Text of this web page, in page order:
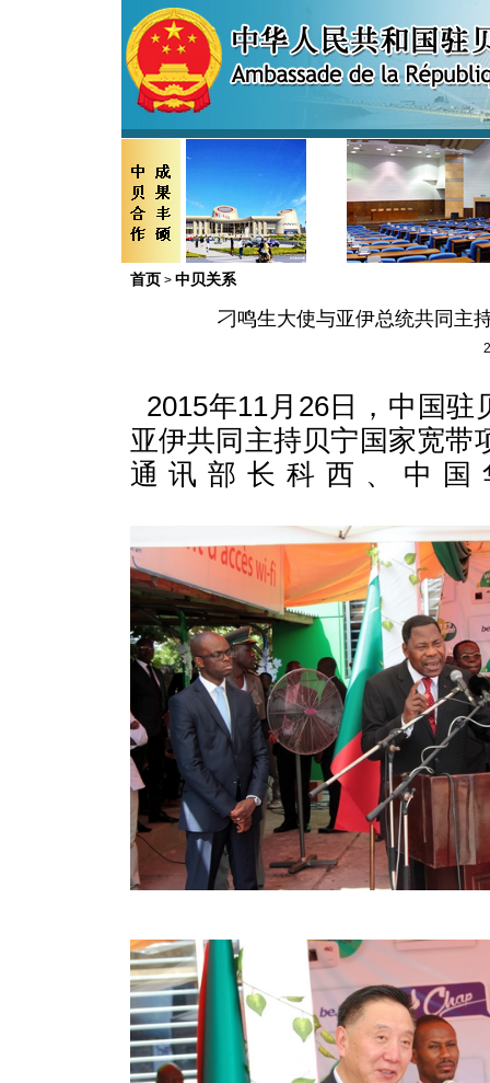
首页 > 中贝关系
刁鸣生大使与亚伊总统共同主
2015年11月26日，中国
亚伊共同主持贝宁国家宽带
通讯部长科西、中